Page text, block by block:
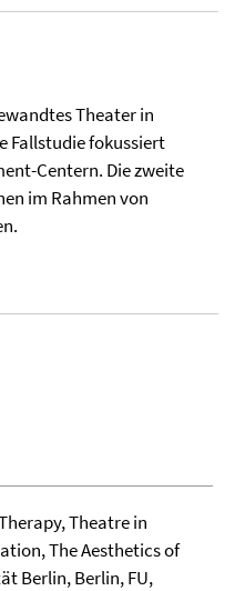
Theater in
Fallstudie fokussiert
Centern. Die zweite
im Rahmen von
Theatre in
The Aesthetics of
Berlin, Berlin, FU,